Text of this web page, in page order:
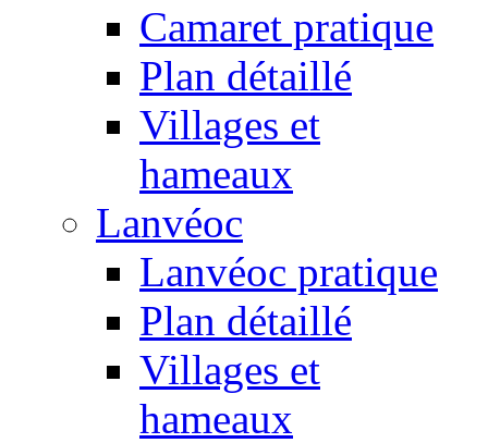
Camaret pratique
Plan détaillé
Villages et
hameaux
Lanvéoc
Lanvéoc pratique
Plan détaillé
Villages et
hameaux